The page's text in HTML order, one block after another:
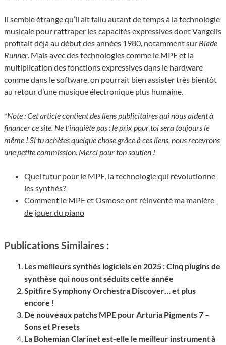
Il semble étrange qu’il ait fallu autant de temps à la technologie
musicale pour rattraper les capacités expressives dont Vangelis
profitait déjà au début des années 1980, notamment sur Blade
Runner . Mais avec des technologies comme le MPE et la
multiplication des fonctions expressives dans le hardware
comme dans le software, on pourrait bien assister très bientôt
au retour d’une musique électronique plus humaine.
*Note : Cet article contient des liens publicitaires qui nous aident à
financer ce site. Ne t’inquiète pas : le prix pour toi sera toujours le
même ! Si tu achètes quelque chose grâce à ces liens, nous recevrons
une petite commission. Merci pour ton soutien !
Quel futur pour le MPE, la technologie qui révolutionne
les synthés?
Comment le MPE et Osmose ont réinventé ma manière
de jouer du piano
Publications Similaires :
Les meilleurs synthés logiciels en 2025 : Cinq plugins de
synthèse qui nous ont séduits cette année
Spitfire Symphony Orchestra Discover… et plus
encore !
De nouveaux patchs MPE pour Arturia Pigments 7 –
Sons et Presets
La Bohemian Clarinet est-elle le meilleur instrument à